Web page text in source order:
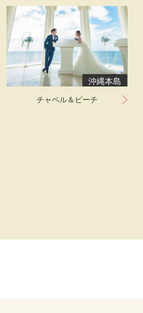
沖縄本島
チャペル＆ビーチ